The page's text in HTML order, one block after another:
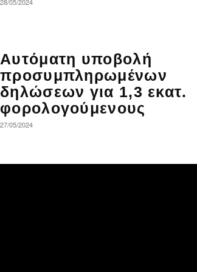
Αυτόματη υποβολή
προσυμπληρωμένων
δηλώσεων για 1,3 εκατ.
φορολογούμενους
27/05/2024